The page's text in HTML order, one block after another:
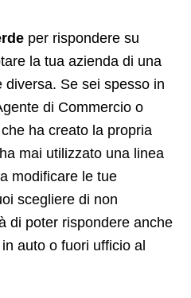
per rispondere su
la tua azienda di una
Se sei spesso in
di Commercio o
ha creato la propria
mai utilizzato una linea
modificare le tue
scegliere di non
di poter rispondere anche
auto o fuori ufficio al